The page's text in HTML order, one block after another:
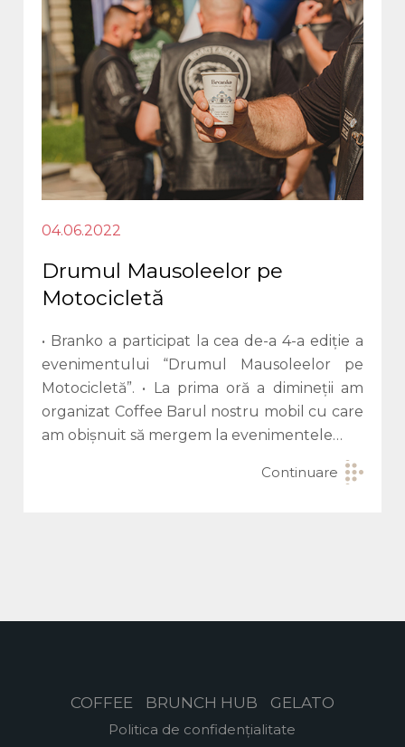
04.06.2022
Drumul Mausoleelor pe
Motocicletă
• Branko a participat la cea de-a 4-a ediție a
evenimentului “Drumul Mausoleelor pe
Motocicletă”. • La prima oră a dimineții am
organizat Coffee Barul nostru mobil cu care
am obișnuit să mergem la evenimentele…
Continuare
COFFEE BRUNCH HUB GELATO
Politica de confidențialitate